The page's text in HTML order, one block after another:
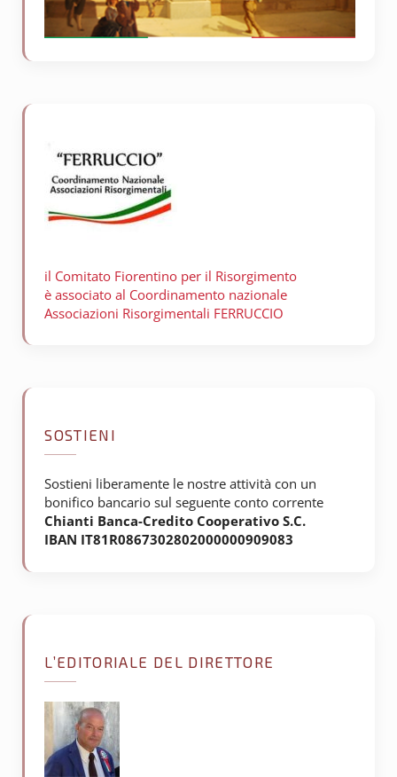
il Comitato Fiorentino per il Risorgimento
è associato al Coordinamento nazionale
Associazioni Risorgimentali FERRUCCIO
SOSTIENI
Sostieni liberamente le nostre attività con un
bonifico bancario sul seguente conto corrente
Chianti Banca-Credito Cooperativo S.C.
IBAN IT81R0867302802000000909083
L’EDITORIALE DEL DIRETTORE